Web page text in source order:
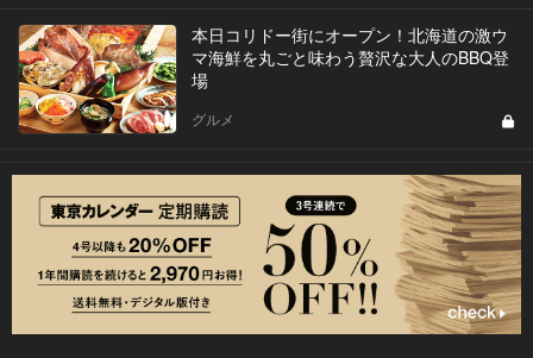
本日コリドー街にオープン！北海道の激ウ
マ海鮮を丸ごと味わう贅沢な大人のBBQ登
場
グルメ